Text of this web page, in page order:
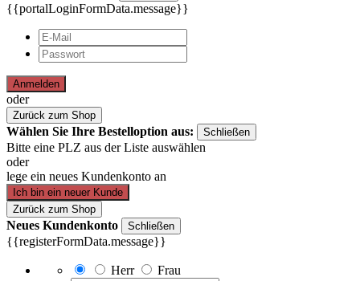
{{portalLoginFormData.message}}
Anmelden
oder
Zurück zum Shop
Wählen Sie Ihre Bestelloption aus: Schließen
Bitte eine PLZ aus der Liste auswählen
oder
lege ein neues Kundenkonto an
Ich bin ein neuer Kunde
Zurück zum Shop
Neues Kundenkonto Schließen
{{registerFormData.message}}
Herr Frau